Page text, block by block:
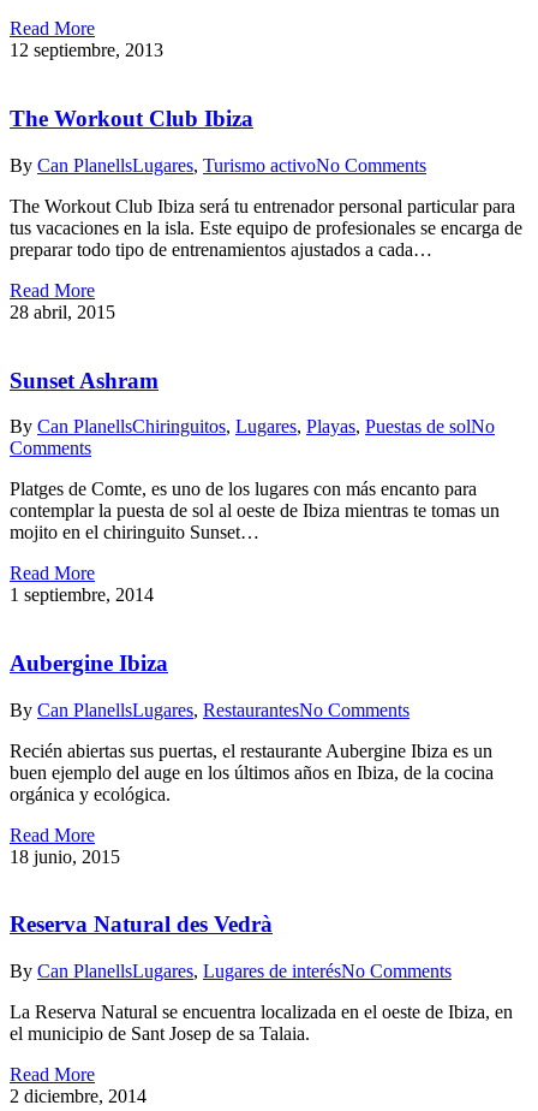
Read More
12 septiembre, 2013
The Workout Club Ibiza
By Can PlanellsLugares, Turismo activoNo Comments
The Workout Club Ibiza será tu entrenador personal particular para
tus vacaciones en la isla. Este equipo de profesionales se encarga de
preparar todo tipo de entrenamientos ajustados a cada…
Read More
28 abril, 2015
Sunset Ashram
By Can PlanellsChiringuitos, Lugares, Playas, Puestas de solNo
Comments
Platges de Comte, es uno de los lugares con más encanto para
contemplar la puesta de sol al oeste de Ibiza mientras te tomas un
mojito en el chiringuito Sunset…
Read More
1 septiembre, 2014
Aubergine Ibiza
By Can PlanellsLugares, RestaurantesNo Comments
Recién abiertas sus puertas, el restaurante Aubergine Ibiza es un
buen ejemplo del auge en los últimos años en Ibiza, de la cocina
orgánica y ecológica.
Read More
18 junio, 2015
Reserva Natural des Vedrà
By Can PlanellsLugares, Lugares de interésNo Comments
La Reserva Natural se encuentra localizada en el oeste de Ibiza, en
el municipio de Sant Josep de sa Talaia.
Read More
2 diciembre, 2014